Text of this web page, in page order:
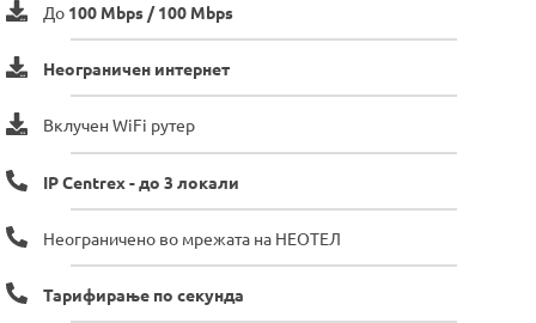
До 100 Mbps / 100 Mbps
Неограничен интернет
Вклучен WiFi рутер
IP Centrex - до 3 локали
Неограничено во мрежата на НЕОТЕЛ
Тарифирање по секунда